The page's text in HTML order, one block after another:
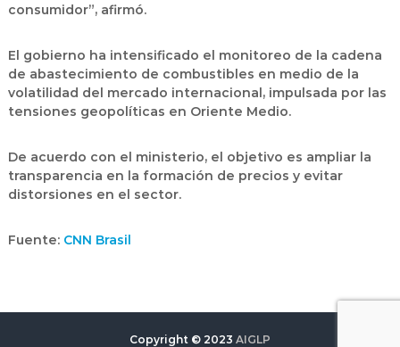
consumidor”, afirmó.
El gobierno ha intensificado el monitoreo de la cadena
de abastecimiento de combustibles en medio de la
volatilidad del mercado internacional, impulsada por las
tensiones geopolíticas en Oriente Medio.
De acuerdo con el ministerio, el objetivo es ampliar la
transparencia en la formación de precios y evitar
distorsiones en el sector.
Fuente: CNN Brasil
Copyright © 2023 AIGLP